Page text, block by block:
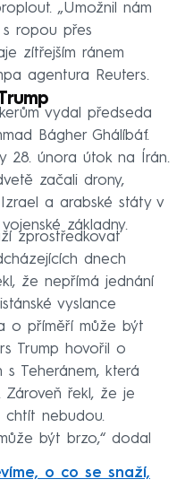
„Umožnil nám
ropou přes
zítřejším ránem
agentura Reuters.
vydal předseda
Bágher Ghálíbáf.
28. února útok na Írán.
začali drony,
a arabské státy v
základny.
zprostředkovat
dnech
že nepřímá jednání
vyslance
o příměří může být
Trump hovořil o
s Teheránem, která
řekl, že je
nebudou.
být brzo,“ dodal
o co se snaží,